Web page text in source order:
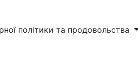
політики та продовольства